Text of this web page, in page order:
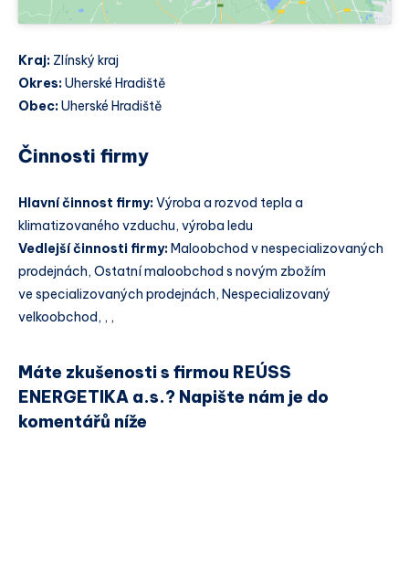
Kraj: Zlínský kraj
Okres:Uherské Hradiště
Obec:Uherské Hradiště
Činnosti firmy
Hlavní činnost firmy:Výroba a rozvod tepla a
klimatizovaného vzduchu, výroba ledu
Vedlejší činnosti firmy:Maloobchod v nespecializovaných
prodejnách, Ostatní maloobchod s novým zbožím
ve specializovaných prodejnách, Nespecializovaný
velkoobchod, , ,
Máte zkušenosti s firmou REÚSS
ENERGETIKA a.s.? Napište nám je do
komentářů níže